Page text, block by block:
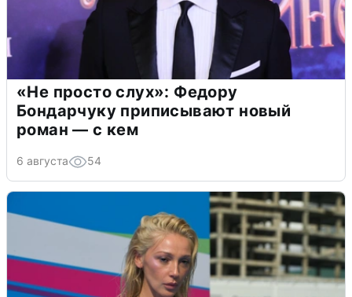
«Не просто слух»: Федору
Бондарчуку приписывают новый
роман — с кем
6 августа 54